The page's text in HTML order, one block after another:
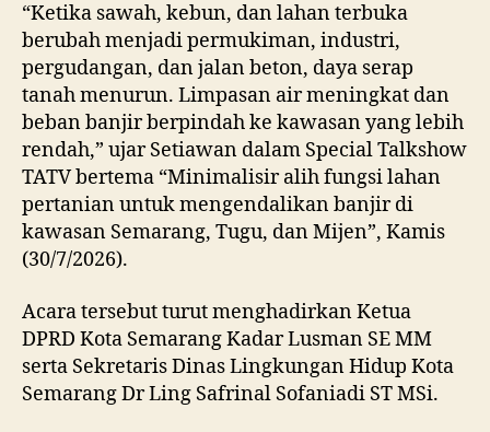
“Ketika sawah, kebun, dan lahan terbuka
berubah menjadi permukiman, industri,
pergudangan, dan jalan beton, daya serap
tanah menurun. Limpasan air meningkat dan
beban banjir berpindah ke kawasan yang lebih
rendah,” ujar Setiawan dalam Special Talkshow
TATV bertema “Minimalisir alih fungsi lahan
pertanian untuk mengendalikan banjir di
kawasan Semarang, Tugu, dan Mijen”, Kamis
(30/7/2026).
Acara tersebut turut menghadirkan Ketua
DPRD Kota Semarang Kadar Lusman SE MM
serta Sekretaris Dinas Lingkungan Hidup Kota
Semarang Dr Ling Safrinal Sofaniadi ST MSi.